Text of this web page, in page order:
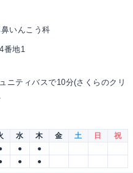
いんこう科
番地1
ニティバスで10分(さくらのクリ
水 木 金 土 日
祝
●
●
● ●